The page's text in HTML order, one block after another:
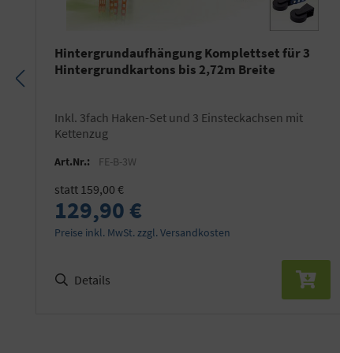
Hintergrundaufhängung Komplettset für 3
Hintergrundkartons bis 2,72m Breite
inkl. 3fach Haken-Set und 3 Einsteckachsen mit
Kettenzug
Art.Nr.: FE-B-3W
statt 159,00 €
129,90 €
Preise inkl. MwSt. zzgl. Versandkosten
Details